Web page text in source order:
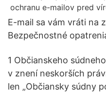
E-mail sa vám vráti na
Bezpečnostné
1 Občianskeho
v znení neskorších
len „Občiansky súdny